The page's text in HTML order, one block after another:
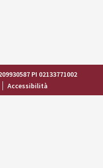
PI 02133771002
Accessibilità